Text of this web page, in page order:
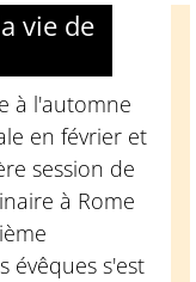
vie de
à l'automne
en février et
session de
à Rome
évêques s'est